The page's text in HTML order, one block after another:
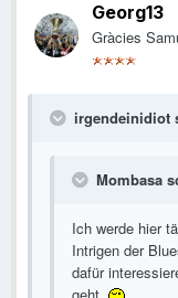
Georg13
Gràcies
irgendeinidiot
Mombasa
Ich werde hier
Intrigen der
dafür